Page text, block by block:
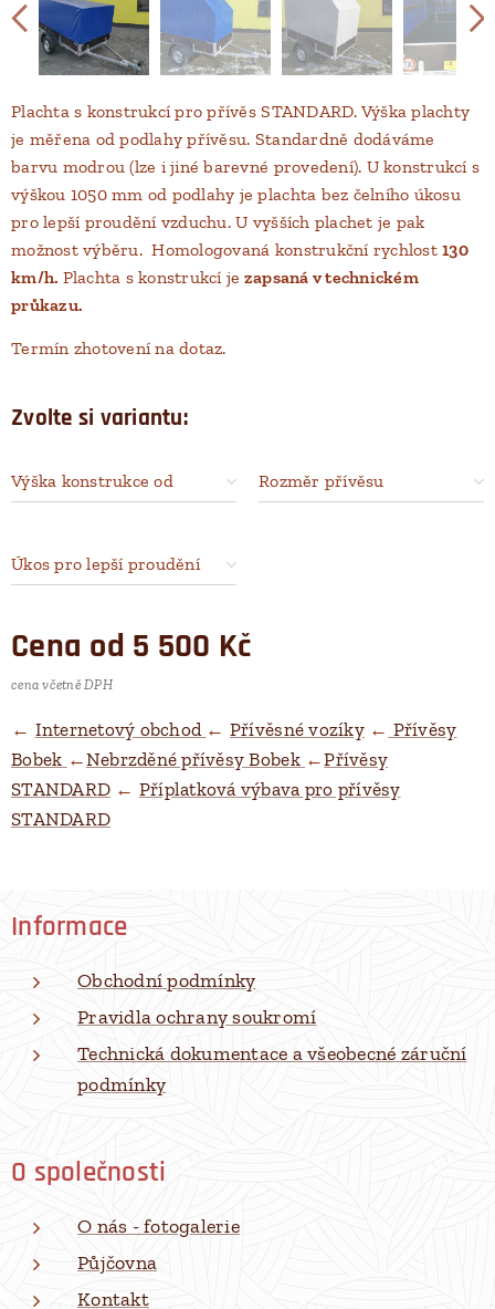
Plachta s konstrukcí pro přívěs STANDARD. Výška plachty
je měřena od podlahy přívěsu. Standardně dodáváme
barvu modrou (lze i jiné barevné provedení). U konstrukcí s
výškou 1050 mm od podlahy je plachta bez čelního úkosu
pro lepší proudění vzduchu. U vyšších plachet je pak
možnost výběru. Homologovaná konstrukční rychlost130
km/h. Plachta s konstrukcí je zapsaná v technickém
průkazu.
Termín zhotovení na dotaz.
Zvolte si variantu:
Výška konstrukce od
Rozměr přívěsu
Úkos pro lepší proudění
Cena od 5 500 Kč
cena včetně DPH
← Internetový obchod ← Přívěsné vozíky← Přívěsy
Bobek ←Nebrzděné přívěsy Bobek ←Přívěsy
STANDARD ← Příplatková výbava pro přívěsy
STANDARD
Informace
Obchodní podmínky
Pravidla ochrany soukromí
Technická dokumentace a všeobecné záruční
podmínky
O společnosti
O nás - fotogalerie
Půjčovna
Kontakt